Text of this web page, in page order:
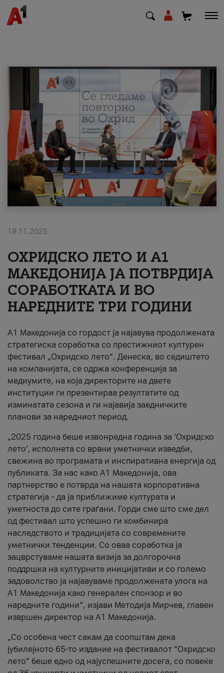
МК SQ
Приватни Деловни
Поддршка
Надополни кредит
#ПодобарОнлајн
19.11.2025
ОХРИДСКО ЛЕТО И A1
МАКЕДОНИЈА ЈА ПОТВРДИЈА
СОРАБОТКАТА И ВО
НАРЕДНИТЕ ТРИ ГОДИНИ
A1 Македонија со гордост ја најавува продолжената
стратегиска соработка со престижниот културен
фестивал „Охридско лето“. Денеска, во седиштето
на компанијата, се одржа конференција за
медиумите, на која директорите на двете
институции ги презентираа резултатите од
изминатата сезона и ги најавија заедничките
планови за наредниот период.
„2025 година беше извонредна година за ‘Охридско
лето’, исполнета со врвни уметнички изведби,
свежина во програмата и инспиративна енергија од
публиката. За нас како A1 Македонија, ова
партнерство е потврда на нашата корпоративна
стратегија – да ја приближиме културата и
уметноста до сите граѓани. Горди сме што сме дел
од фестивал што успешно ги комбинира
наследството и традицијата со современите
уметнички тенденции. Со оваа соработка ја
зацврстуваме нашата визија за долгорочна
поддршка на културните иницијативи и со големо
задоволство ја најавуваме продолжената улога на
A1 Македонија како генерален спонзор и во
наредните години“, изјави Методија Мирчев, главен
извршен директор на A1 Македонија.
„Со особена чест сакам да соопштам дека
јубилејното 65-то издание на фестивалот “Охридско
лето” беше едно од најуспешните досега, со повеќе